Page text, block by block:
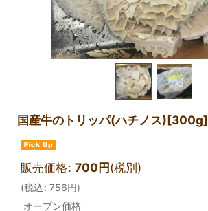
国産牛のトリッパ(ハチノス)[300g]
販売価格: 700円(税別)
(税込: 756円)
オープン価格